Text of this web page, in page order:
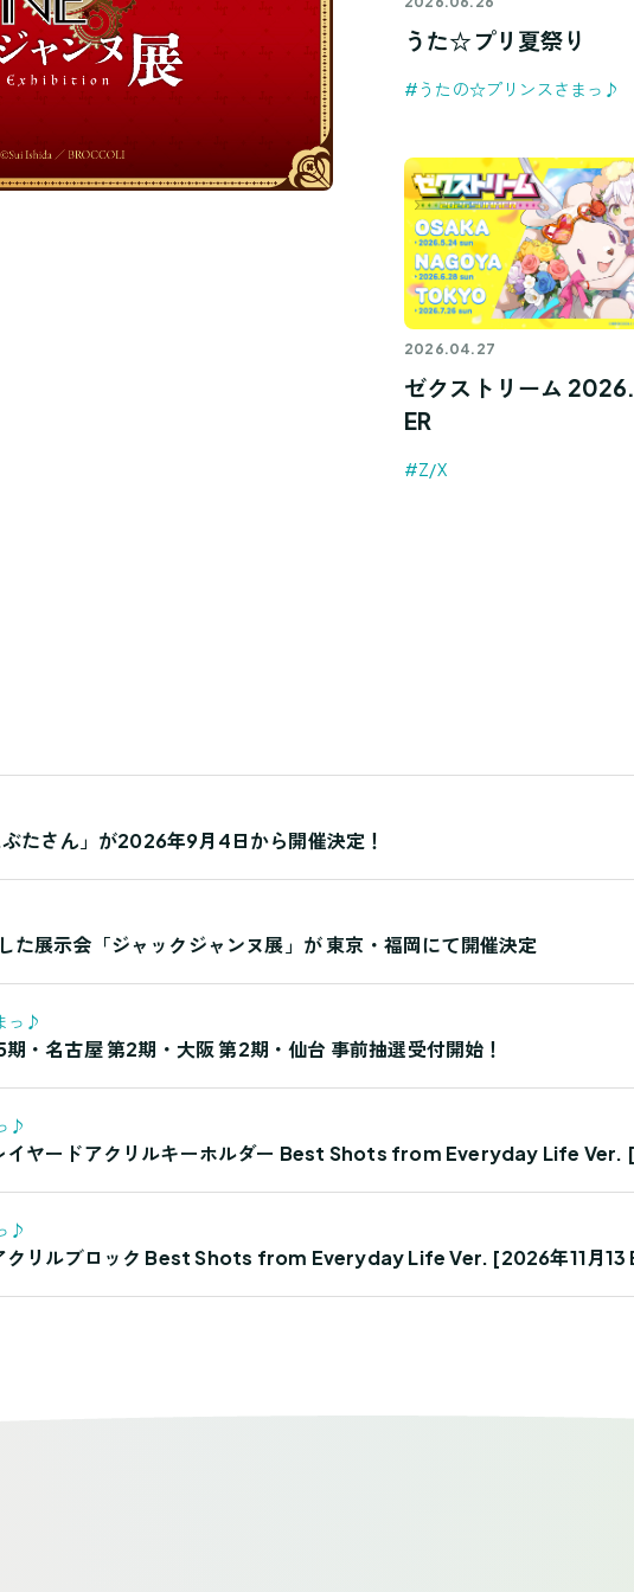
うた☆プリ夏祭り
#うたの☆プリンスさまっ♪
2026.04.27
ゼクストリーム
ER
#Z/X
たさん」が2026年9月4日から開催決定！
た展示会「ジャックジャンヌ展」が 東京・福岡にて開催決定
っ♪
・名古屋 第2期・大阪 第2期・仙台 事前抽選受付開始！
♪
イヤードアクリルキーホルダー Best Shots from Everyday Life Ver.
♪
クリルブロック Best Shots from Everyday Life Ver. [2026年11月13